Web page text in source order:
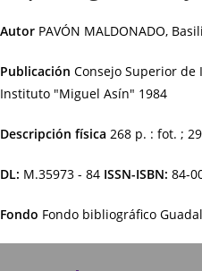
Autor PAVÓN MALDONADO,
Publicación Consejo Superior de
Instituto "Miguel Asín" 1984
Descripción física 268 p. : fot. ;
DL: M.35973 - 84 ISSN-ISBN: 84-
Fondo Fondo bibliográfico